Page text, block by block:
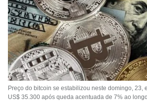
Preço do bitcoin se estabilizou neste domingo, 23,
US$ 35.300 após queda acentuada de 7% ao